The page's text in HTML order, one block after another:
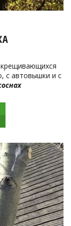
с автовышки и с